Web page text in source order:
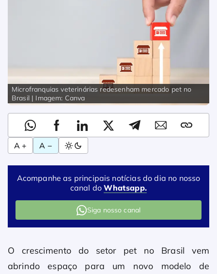
Microfranquias veterinárias redesenham mercado pet no
Brasil | Imagem: Canva
A + A −
Acompanhe as principais notícias do dia no nosso
canal doWhatsapp.
Siga nosso canal
O crescimento do setor pet no Brasil vem
abrindo espaço para um novo modelo de